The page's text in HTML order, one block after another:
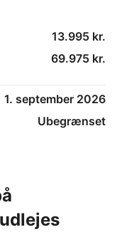
13.995 kr.
69.975 kr.
1. september 2026
Ubegrænset